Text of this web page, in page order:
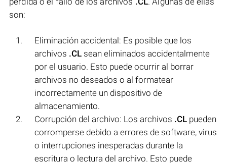
son:
Eliminación accidental: Es posible que los
archivos .CL sean eliminados accidentalmente
por el usuario. Esto puede ocurrir al borrar
archivos no deseados o al formatear
incorrectamente un dispositivo de
almacenamiento.
Corrupción del archivo: Los archivos .CL pueden
corromperse debido a errores de software, virus
o interrupciones inesperadas durante la
escritura o lectura del archivo. Esto puede